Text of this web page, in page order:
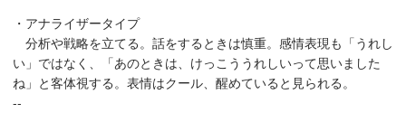
・アナライザータイプ
分析や戦略を立てる。話をするときは慎重。感情表現も「うれし
い」ではなく、「あのときは、けっこううれしいって思いました
ね」と客体視する。表情はクール、醒めていると見られる。
--